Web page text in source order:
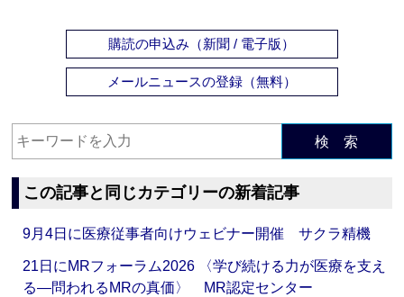
購読の申込み（新聞 / 電子版）
メールニュースの登録（無料）
検 索
この記事と同じカテゴリーの新着記事
9月4日に医療従事者向けウェビナー開催 サクラ精機
21日にMRフォーラム2026 〈学び続ける力が医療を支え
る―問われるMRの真価〉 MR認定センター